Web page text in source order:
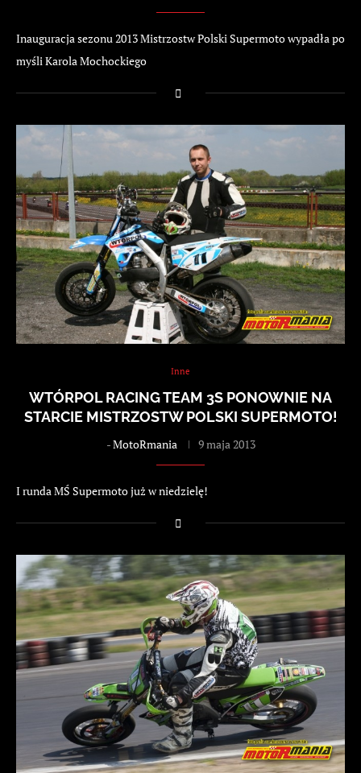
Inauguracja sezonu 2013 Mistrzostw Polski Supermoto wypadła po
myśli Karola Mochockiego
Inne
WTÓRPOL RACING TEAM 3S PONOWNIE NA
STARCIE MISTRZOSTW POLSKI SUPERMOTO!
-MotoRmania 9 maja 2013
I runda MŚ Supermoto już w niedzielę!